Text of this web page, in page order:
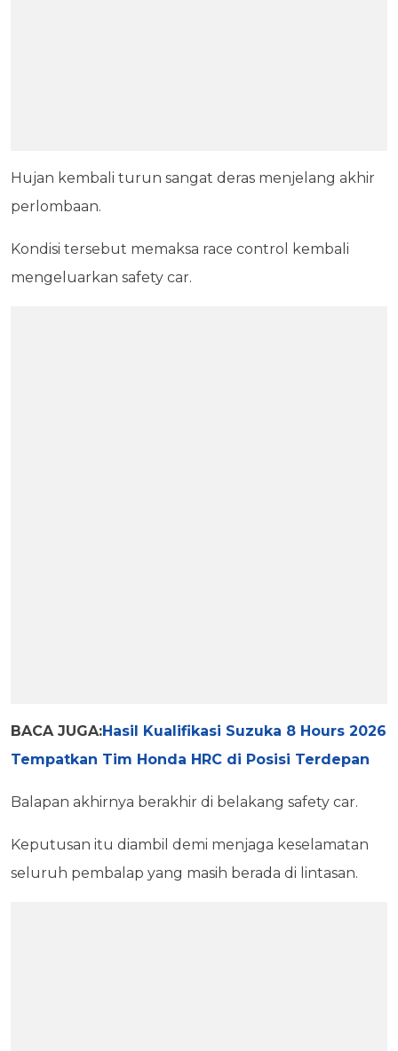
Hujan kembali turun sangat deras menjelang akhir
perlombaan.
Kondisi tersebut memaksa race control kembali
mengeluarkan safety car.
BACA JUGA:Hasil Kualifikasi Suzuka 8 Hours 2026
Tempatkan Tim Honda HRC di Posisi Terdepan
Balapan akhirnya berakhir di belakang safety car.
Keputusan itu diambil demi menjaga keselamatan
seluruh pembalap yang masih berada di lintasan.